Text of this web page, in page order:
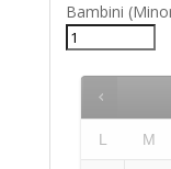
Bambini
L M